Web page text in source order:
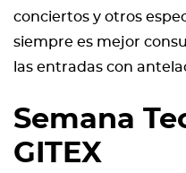
conciertos y otros
siempre es mejor
las entradas con
Semana
GITEX